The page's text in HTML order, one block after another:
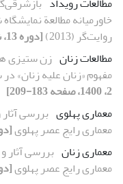
روایت‌گر (2013)
[دوره 13، شماره 1، 1400، صفحه 91-113]
مطالعات زنان زن‏ ستیزی‏
مفهوم «زنان علیه زنان» در
2، 1400، صفحه 183-209]
معماری پهلوی بررسی
معماری رایج عصر پهلوی[دوره 13،
معماری زنان بررسی آثار
معماری رایج عصر پهلوی[دوره 13،